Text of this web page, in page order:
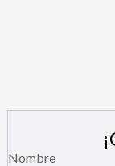
Nombre